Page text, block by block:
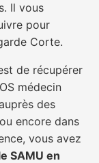
Il vous
pour
Corte.
de récupérer
médecin
des
encore dans
vous avez
SAMU en